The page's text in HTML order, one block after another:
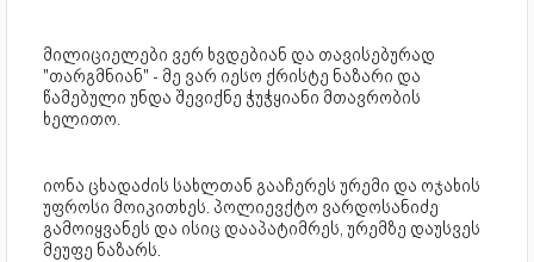
მილიციელები ვერ ხვდებიან და თავისებურად
"თარგმნიან" - მე ვარ იესო ქრისტე ნაზარი და
წამებული უნდა შევიქნე ჭუჭყიანი მთავრობის
ხელითო.
იონა ცხადაძის სახლთან გააჩერეს ურემი და ოჯახის
უფროსი მოიკითხეს. პოლიევქტო ვარდოსანიძე
გამოიყვანეს და ისიც დააპატიმრეს, ურემზე დაუსვეს
მეუფე ნაზარს.